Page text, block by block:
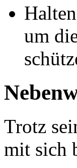
um
Trotz
mit sich